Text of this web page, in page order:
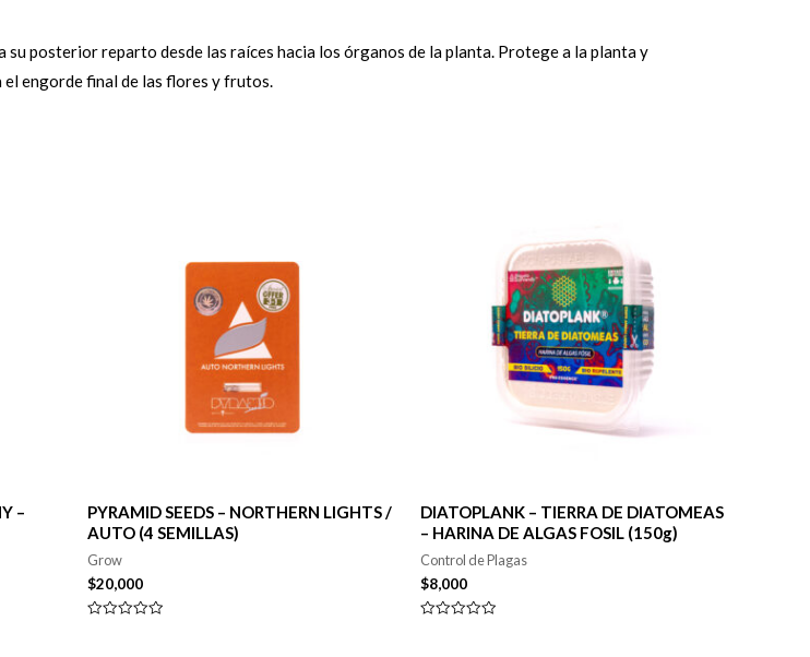
posterior reparto desde las raíces hacia los órganos de la planta. Protege a la planta y
engorde final de las flores y frutos.
–
PYRAMID SEEDS – NORTHERN LIGHTS /
AUTO (4 SEMILLAS)
Grow
$20,000
DIATOPLANK – TIERRA DE DIATOMEAS
– HARINA DE ALGAS FOSIL (150g)
Control de Plagas
$8,000